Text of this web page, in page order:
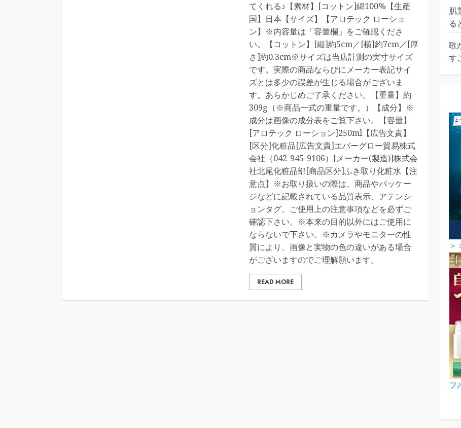
てくれる♪【素材】[コットン]綿100%【生産
国】日本【サイズ】【アロテック ローショ
ン】※内容量は「容量欄」をご確認くださ
い。【コットン】[縦]約5cm／[横]約7cm／[厚
さ]約0.3cm※サイズは当店計測の実寸サイズ
です。実際の商品ならびにメーカー表記サイ
ズとは多少の誤差が生じる場合がございま
す。あらかじめご了承ください。【重量】約
309g（※商品一式の重量です。）【成分】※
成分は画像の成分表をご覧下さい。【容量】
[アロテック ローション]250ml【広告文責】
[区分]化粧品[広告文責]エバーグロー貿易株式
会社（042-945-9106）[メーカー(製造)]株式会
社北尾化粧品部[商品区分]ふき取り化粧水【注
意点】※お取り扱いの際は、商品やパッケー
ジなどに記載されている品質表示、アテンシ
ョンタグ、ご使用上の注意事項などを必ずご
確認下さい。※本来の目的以外にはご使用に
ならないで下さい。※カメラやモニターの性
質により、画像と実物の色の違いがある場合
がございますのでご理解願います。
READ MORE
肌
る
歌
す
＞
フ